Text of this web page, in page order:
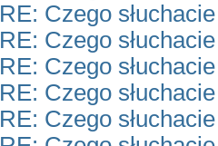
RE: Czego
RE: Czego
RE: Czego
RE: Czego
RE: Czego